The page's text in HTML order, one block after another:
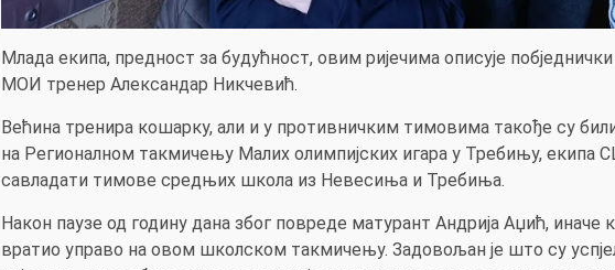
Млада екипа, предност за будућност, овим ријечима описује
МОИ тренер Александар Никчевић.
Већина тренира кошарку, али и у противничким тимовима такође су
на Регионалном такмичењу Малих олимпијских игара у Требињу, екипа
савладати тимове средњих школа из Невесиња и Требиња.
Након паузе од годину дана због повреде матурант Андрија Аџић, иначе
вратио управо на овом школском такмичењу. Задовољан је што су